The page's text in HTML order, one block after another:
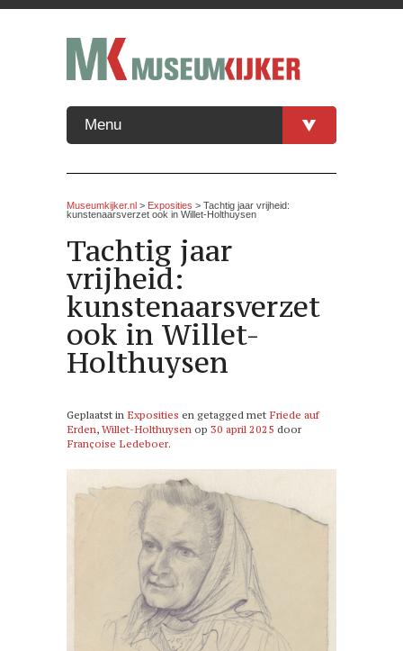
Menu
Museumkijker.nl > Exposities > Tachtig jaar vrijheid:
kunstenaarsverzet ook in Willet-Holthuysen
Tachtig jaar
vrijheid:
kunstenaarsverzet
ook in Willet-
Holthuysen
Geplaatst in Exposities en getagged met Friede auf
Erden, Willet-Holthuysen op 30 april 2025 door
Françoise Ledeboer.